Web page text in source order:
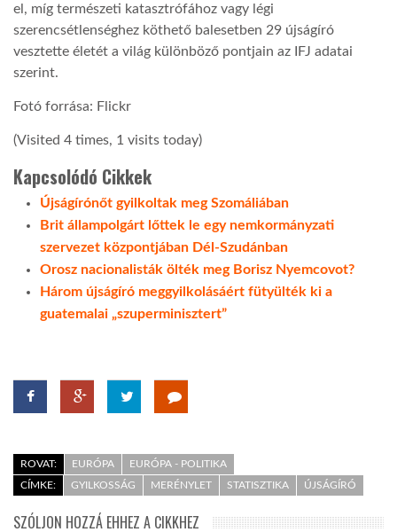
el, míg természeti katasztrófához vagy légi
szerencsétlenséghez köthető balesetben 29 újságíró
vesztette életét a világ különböző pontjain az IFJ adatai
szerint.
Fotó forrása: Flickr
(Visited 4 times, 1 visits today)
Kapcsolódó Cikkek
Újságírónőt gyilkoltak meg Szomáliában
Brit állampolgárt lőttek le egy nemkormányzati
szervezet központjában Dél-Szudánban
Orosz nacionalisták ölték meg Borisz Nyemcovot?
Három újságíró meggyilkolásáért fütyülték ki a
guatemalai „szuperminisztert”
ROVAT: EURÓPA
EURÓPA - POLITIKA
CÍMKE:
GYILKOSSÁG MERÉNYLET STATISZTIKA ÚJSÁGÍRÓ
SZÓLJON HOZZÁ EHHEZ A CIKKHEZ